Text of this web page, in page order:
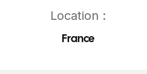
Location :
France